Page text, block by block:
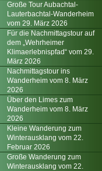
Große Tour Aubachtal-
Lauterbachtal-Wanderheim
vom 29. März 2026
Für die Nachmittagstour auf
dem „Wehrheimer
Klimaerlebnispfad“ vom 29.
März 2026
Nachmittagstour ins
Wanderheim vom 8. März
2026
Über den Limes zum
Wanderheim vom 8. März
2026
Kleine Wanderung zum
Winterausklang vom 22.
Februar 2026
Große Wanderung zum
Winterausklang vom 22.